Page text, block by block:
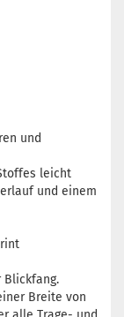
und
leicht
und einem
Blickfang.
Breite von